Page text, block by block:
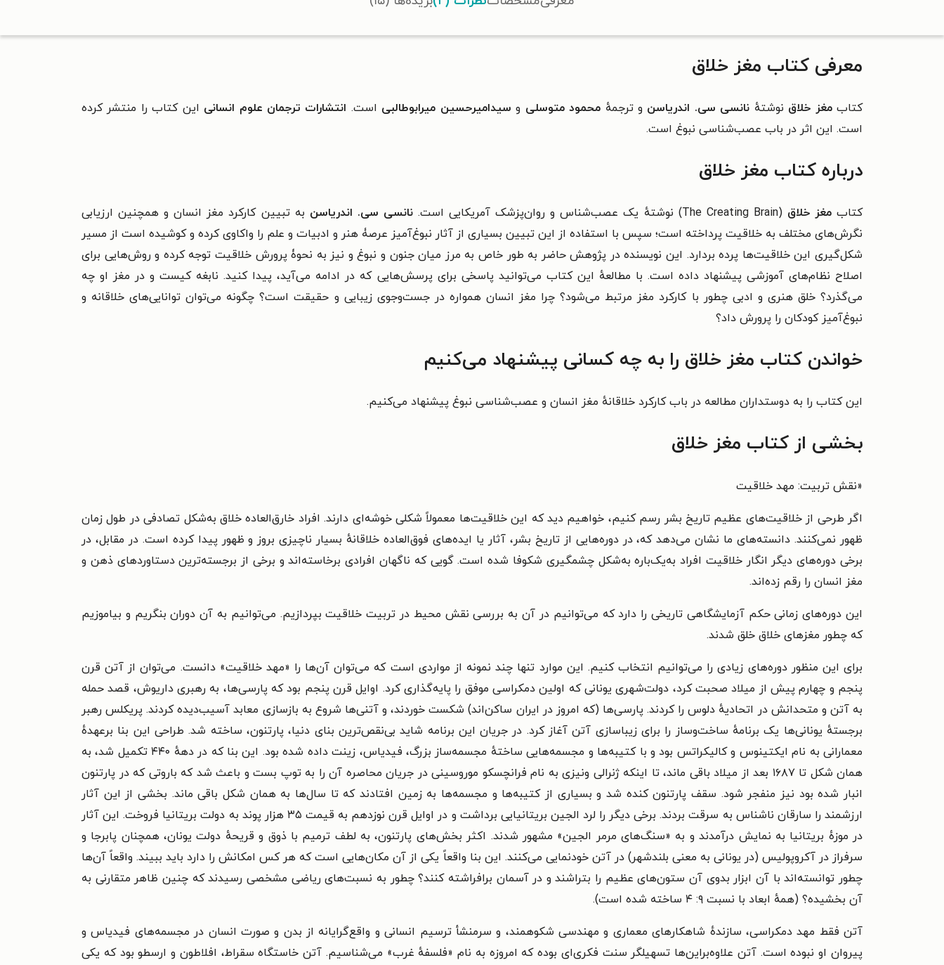
معرفی کتاب مغز خلاق
کتابمغز خلاق نوشتهٔ نانسی سی. اندریاسن و ترجمهٔ محمود متوسلی و سیدامیرحسین میرابوطالبی است. انتشارات ترجمان علوم انسانی این کتاب را منتشر کرده
است. این اثر در باب عصب‌شناسی نبوغ است.
درباره کتاب مغز خلاق
کتابمغز خلاق (
The Creating Brain) نوشتهٔ یک عصب‌شناس و روان‌پزشک آمریکایی است.نانسی سی. اندریاسن به تبیین کارکرد مغز انسان و همچنین ارزیابی
نگرش‌های مختلف به خلاقیت پرداخته است؛ سپس با استفاده از این تبیین بسیاری از آثار نبوغ‌آمیز عرصۀ هنر و ادبیات و علم را واکاوی کرده و کوشیده است از مسیر
شکل‌گیری این خلاقیت‌ها پرده بردارد. این نویسنده در پژوهش حاضر به طور‌ خاص به مرز میان جنون و نبوغ و نیز به نحوۀ پرورش خلاقیت توجه کرده و روش‌هایی برای
اصلاح نظام‌های آموزشی پیشنهاد داده است. با مطالعهٔ این کتاب می‌توانید پاسخی برای پرسش‌هایی که در ادامه می‌آید، پیدا کنید. نابغه کیست و در مغز او چه
می‌گذرد؟ خلق هنری و ادبی چطور با کارکرد مغز مرتبط می‌شود؟ چرا مغز انسان همواره در جست‌وجوی زیبایی و حقیقت است؟ چگونه می‌توان توانایی‌های خلاقانه و
نبوغ‌آمیز کودکان را پرورش داد؟
خواندن کتاب مغز خلاق را به چه کسانی پیشنهاد می‌کنیم
این کتاب را به دوستداران مطالعه در باب کارکرد خلاقانهٔ مغز انسان و عصب‌شناسی نبوغ پیشنهاد می‌کنیم.
بخشی از کتاب مغز خلاق
«نقش تربیت: مهد خلاقیت
اگر طرحی از خلاقیت‌های عظیم تاریخ بشر رسم کنیم، خواهیم دید که این خلاقیت‌ها معمولاً شکلی خوشه‌ای دارند. افراد خارق‌العاده خلاق به‌شکل تصادفی در طول زمان
ظهور نمی‌کنند. دانسته‌های ما نشان می‌دهد که، در دوره‌هایی از تاریخ بشر، آثار یا ایده‌های فوق‌العاده خلاقانهٔ بسیار ناچیزی بروز و ظهور پیدا کرده است. در مقابل، در
برخی دوره‌های دیگر انگار خلاقیت افراد به‌یک‌باره به‌شکل چشمگیری شکوفا شده است. گویی که ناگهان افرادی برخاسته‌اند و برخی از برجسته‌ترین دستاوردهای ذهن و
مغز انسان را رقم زده‌اند.
این دوره‌های زمانی حکم آزمایشگاهی تاریخی را دارد که می‌توانیم در آن به بررسی نقش محیط در تربیت خلاقیت بپردازیم. می‌توانیم به آن دوران بنگریم و بیاموزیم
که چطور مغزهای خلاق خلق شدند.
برای این منظور دوره‌های زیادی را می‌توانیم انتخاب کنیم. این موارد تنها چند نمونه از مواردی است که می‌توان آن‌ها را «مهد خلاقیت» دانست. می‌توان از آتن قرن
پنجم و چهارم پیش از میلاد صحبت کرد، دولت‌شهری یونانی که اولین دمکراسی موفق را پایه‌گذاری کرد. اوایل قرن پنجم بود که پارسی‌ها، به رهبری داریوش، قصد حمله
به آتن و متحدانش در اتحادیهٔ دلوس را کردند. پارسی‌ها (که امروز در ایران ساکن‌اند) شکست خوردند، و آتنی‌ها شروع به بازسازی معابد آسیب‌دیده کردند. پریکلس رهبر
برجستهٔ یونانی‌ها یک برنامهٔ ساخت‌وساز را برای زیباسازی آتن آغاز کرد. در جریان این برنامه شاید بی‌نقص‌ترین بنای دنیا، پارتنون، ساخته شد. طراحی این بنا برعهدهٔ
معمارانی به نام ایکتینوس و کالیکراتس بود و با کتیبه‌ها و مجسمه‌هایی ساختهٔ مجسمه‌ساز بزرگ، فیدیاس، زینت داده شده بود. این بنا که در دههٔ ۴۴۰ تکمیل شد، به
همان شکل تا ۱۶۸۷ بعد از میلاد باقی ماند، تا اینکه ژنرالی ونیزی به نام فرانچسکو موروسینی در جریان محاصره آن را به توپ بست و باعث شد که باروتی که در پارتنون
انبار شده بود نیز منفجر شود. سقف پارتنون کنده شد و بسیاری از کتیبه‌ها و مجسمه‌ها به زمین افتادند که تا سال‌ها به همان شکل باقی ماند. بخشی از این آثار
ارزشمند را سارقان ناشناس به سرقت بردند. برخی دیگر را لرد الجین بریتانیایی برداشت و در اوایل قرن نوزدهم به قیمت ۳۵ هزار پوند به دولت بریتانیا فروخت. این آثار
در موزهٔ بریتانیا به نمایش درآمدند و به «سنگ‌های مرمر الجین» مشهور شدند. اکثر بخش‌های پارتنون، به لطف ترمیم با ذوق و قریحهٔ دولت یونان، همچنان پابرجا و
سرفراز در آکروپولیس (در یونانی به معنی بلندشهر) در آتن خودنمایی می‌کنند. این بنا واقعاً یکی از آن مکان‌هایی است که هر کس امکانش را دارد باید ببیند. واقعاً آن‌ها
چطور توانسته‌اند با آن ابزار بدوی آن ستون‌های عظیم را بتراشند و در آسمان برافراشته کنند؟ چطور به نسبت‌های ریاضی مشخصی رسیدند که چنین ظاهر متقارنی به
آن بخشیده؟ (همهٔ ابعاد با نسبت ۹: ۴ ساخته شده است).
آتن فقط مهد دمکراسی، سازندهٔ شاهکارهای معماری و مهندسی شکوهمند، و سرمنشأ ترسیم انسانی و واقع‌گرایانه از بدن و صورت انسان در مجسمه‌های فیدیاس و
پیروان او نبوده است. آتن علاوه‌براین‌ها تسهیلگر سنت فکری‌ای بوده که امروزه به نام «فلسفهٔ غرب» می‌شناسیم. آتن خاستگاه سقراط، افلاطون و ارسطو بود که یکی